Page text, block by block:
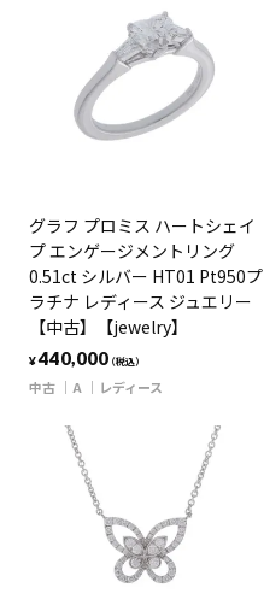
グラフ プロミス ハートシェイ
プ エンゲージメントリング
0.51ct シルバー HT01 Pt950プ
ラチナ レディース ジュエリー
【中古】【jewelry】
¥440,000（税込）
中古 A レディース